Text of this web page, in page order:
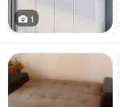
1